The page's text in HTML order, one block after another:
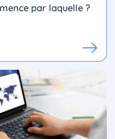
par laquelle ?